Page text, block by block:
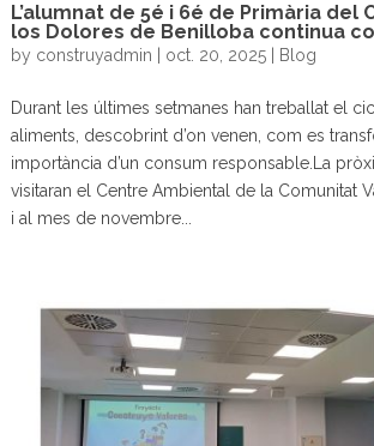
L’alumnat de 5é i 6é de Primària del
los Dolores de Benilloba continua
by construyadmin oct. 20, 2025| Blog
Durant les últimes setmanes han treballat el
aliments, descobrint d’on venen, com es
importància d’un consum responsable.La
visitaran el Centre Ambiental de la Comunitat
i al mes de novembre...